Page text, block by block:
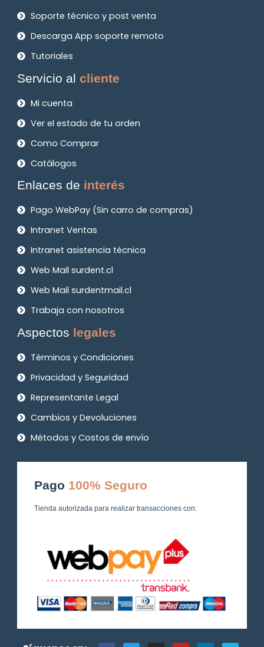
Soporte técnico y post venta
Descarga App soporte remoto
Tutoriales
Servicio alcliente
Mi cuenta
Ver el estado de tu orden
Como Comprar
Catálogos
Enlaces de interés
Pago WebPay (Sin carro de compras)
Intranet Ventas
Intranet asistencia técnica
Web Mail surdent.cl
Web Mail surdentmail.cl
Trabaja con nosotros
Aspectos legales
Términos y Condiciones
Privacidad y Seguridad
Representante Legal
Cambios y Devoluciones
Métodos y Costos de envío
Pago 100% Seguro
Tienda autorizada para realizar transacciones con: